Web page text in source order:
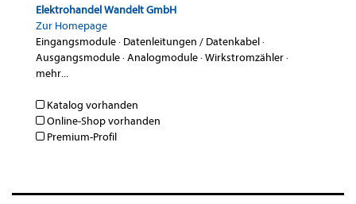
Elektrohandel Wandelt GmbH
Zur Homepage
Eingangsmodule· Datenleitungen / Datenkabel·
Ausgangsmodule·Analogmodule·Wirkstromzähler·
mehr...
Katalog vorhanden
Online-Shop vorhanden
Premium-Profil